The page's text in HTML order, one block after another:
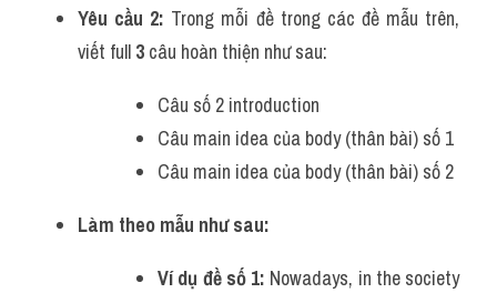
Yêu cầu 2: Trong mỗi đề trong các đề mẫu trên,
viết full 3 câu hoàn thiện như sau:
Câu số 2 introduction
Câu main idea của body (thân bài) số 1
Câu main idea của body (thân bài) số 2
Làm theo mẫu như sau:
Ví dụ đề số 1: Nowadays, in the society